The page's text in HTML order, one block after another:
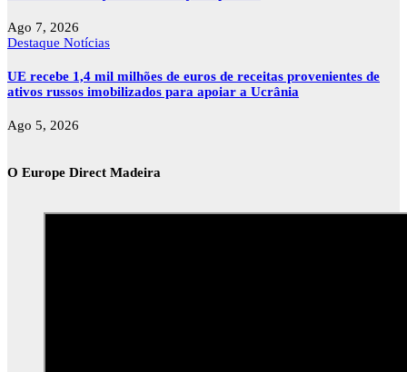
Ago 7, 2026
Destaque Notícias
UE recebe 1,4 mil milhões de euros de receitas provenientes de
ativos russos imobilizados para apoiar a Ucrânia
Ago 5, 2026
O Europe Direct Madeira